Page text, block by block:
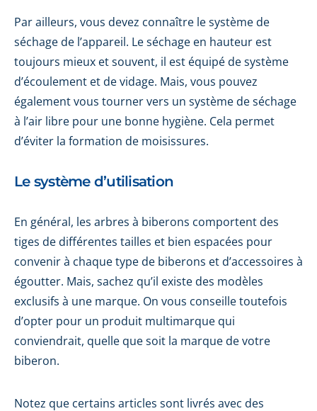
Par ailleurs, vous devez connaître le système de
séchage de l’appareil. Le séchage en hauteur est
toujours mieux et souvent, il est équipé de système
d’écoulement et de vidage. Mais, vous pouvez
également vous tourner vers un système de séchage
à l’air libre pour une bonne hygiène. Cela permet
d’éviter la formation de moisissures.
Le système d’utilisation
En général, les arbres à biberons comportent des
tiges de différentes tailles et bien espacées pour
convenir à chaque type de biberons et d’accessoires à
égoutter. Mais, sachez qu’il existe des modèles
exclusifs à une marque. On vous conseille toutefois
d’opter pour un produit multimarque qui
conviendrait, quelle que soit la marque de votre
biberon.
Notez que certains articles sont livrés avec des